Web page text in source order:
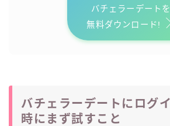
バチェラーデートを
無料ダウンロード!
バチェラーデートにログ
時にまず試すこと